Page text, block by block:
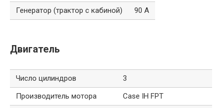
Генератор (трактор с кабиной)
90 А
Двигатель
Число цилиндров
3
Производитель мотора
Case IH FPT